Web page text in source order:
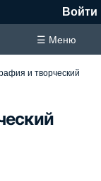
Войти
☰ Меню
и творческий